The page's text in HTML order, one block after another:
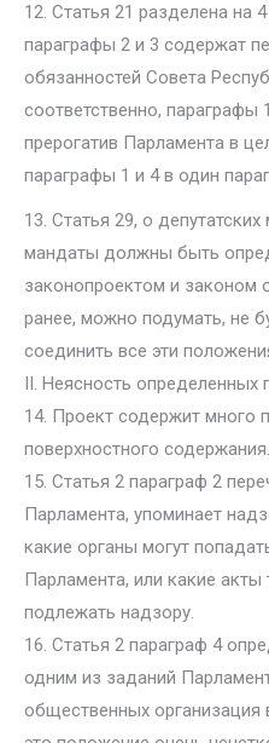
12. Статья 21 разделена на
параграфы 2 и 3 содержат
обязанностей Совета
соответственно, параграфы
прерогатив Парламента в
параграфы 1 и 4 в один
13. Статья 29, о депутатских
мандаты должны быть
законопроектом и законом
ранее, можно подумать, не
соединить все эти
II. Неясность определенных
14. Проект содержит много
поверхностного содержания.
15. Статья 2 параграф 2
Парламента, упоминает
какие органы могут
Парламента, или какие акты
подлежать надзору.
16. Статья 2 параграф 4
одним из заданий
общественных организация